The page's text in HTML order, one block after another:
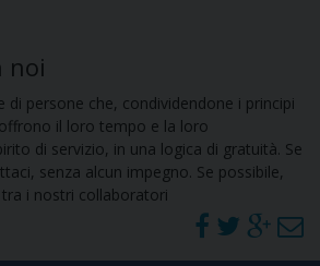
noi
di persone che, condividendone i principi
il loro tempo e la loro
di servizio, in una logica di gratuità. Se
senza alcun impegno. Se possibile,
i nostri collaboratori